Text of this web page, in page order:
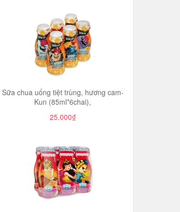
Sữa chua uống tiệt trùng, hương cam-
Kun (85ml*6chai),
25.000₫